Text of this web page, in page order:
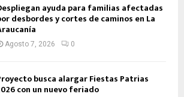
ayuda para familias afectadas
desbordes y cortes de caminos en La
Agosto 7, 2026 0
busca alargar Fiestas Patrias
con un nuevo feriado